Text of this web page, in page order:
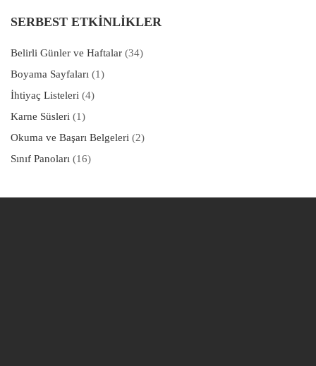
SERBEST ETKINLIKLER
Belirli Günler ve Haftalar (34)
Boyama Sayfaları (1)
İhtiyaç Listeleri (4)
Karne Süsleri (1)
Okuma ve Başarı Belgeleri (2)
Sınıf Panoları (16)